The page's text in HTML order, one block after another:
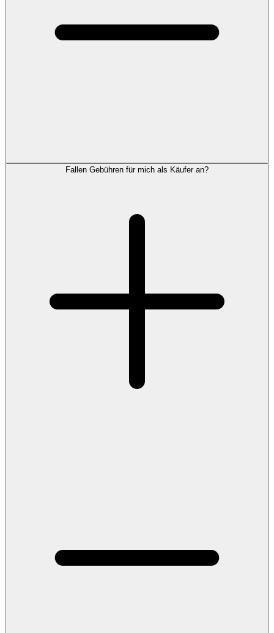
Fallen Gebühren für mich als Käufer an?